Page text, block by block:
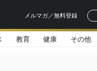
メルマガ／無料登録
教育 健康 その他